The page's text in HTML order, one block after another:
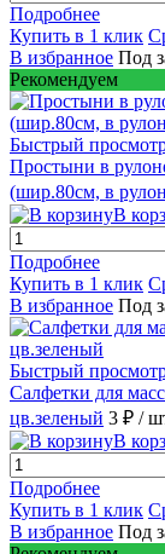
Подробнее
Купить в 1 клик
В избранное Под
Рекомендуем
Быстрый
Простыни в
(шир.80см, в
В
Подробнее
Купить в 1 клик
В избранное Под
Быстрый
Салфетки для
цв.зеленый 3 ₽ /
В
Подробнее
Купить в 1 клик
В избранное Под